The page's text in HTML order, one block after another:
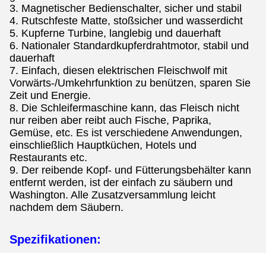
3. Magnetischer Bedienschalter, sicher und stabil
4. Rutschfeste Matte, stoßsicher und wasserdicht
5. Kupferne Turbine, langlebig und dauerhaft
6. Nationaler Standardkupferdrahtmotor, stabil und
dauerhaft
7. Einfach, diesen elektrischen Fleischwolf mit
Vorwärts-/Umkehrfunktion zu benützen, sparen Sie
Zeit und Energie.
8. Die Schleifermaschine kann, das Fleisch nicht
nur reiben aber reibt auch Fische, Paprika,
Gemüse, etc. Es ist verschiedene Anwendungen,
einschließlich Hauptküchen, Hotels und
Restaurants etc.
9. Der reibende Kopf- und Fütterungsbehälter kann
entfernt werden, ist der einfach zu säubern und
Washington. Alle Zusatzversammlung leicht
nachdem dem Säubern.
Spezifikationen: